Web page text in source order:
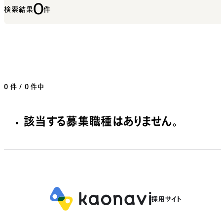
検索結果0件
0 件 / 0 件中
該当する募集職種はありません。